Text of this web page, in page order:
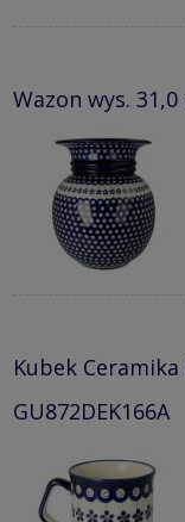
Wazon wys. 31,0
Kubek Ceramika
GU872DEK166A